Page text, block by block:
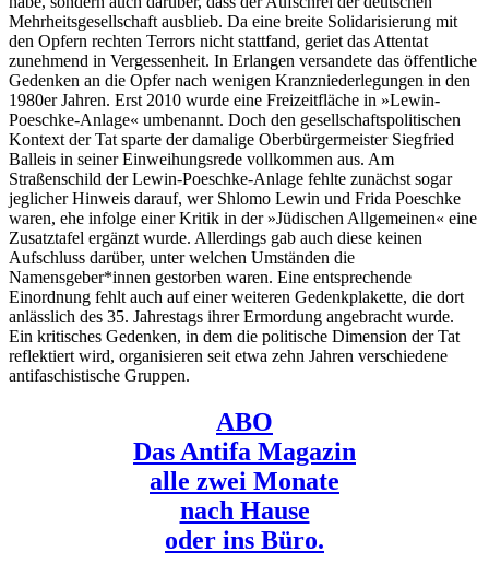
Mehrheitsgesellschaft ausblieb. Da eine breite Solidarisierung mit
den Opfern rechten Terrors nicht stattfand, geriet das Attentat
zunehmend in Vergessenheit. In Erlangen versandete das öffentliche
Gedenken an die Opfer nach wenigen Kranzniederlegungen in den
1980er Jahren. Erst 2010 wurde eine Freizeitfläche in »Lewin-
Poeschke-Anlage« umbenannt. Doch den gesellschaftspolitischen
Kontext der Tat sparte der damalige Oberbürgermeister Siegfried
Balleis in seiner Einweihungsrede vollkommen aus. Am
Straßenschild der Lewin-Poeschke-Anlage fehlte zunächst sogar
jeglicher Hinweis darauf, wer Shlomo Lewin und Frida Poeschke
waren, ehe infolge einer Kritik in der »Jüdischen Allgemeinen« eine
Zusatztafel ergänzt wurde. Allerdings gab auch diese keinen
Aufschluss darüber, unter welchen Umständen die
Namensgeber*innen gestorben waren. Eine entsprechende
Einordnung fehlt auch auf einer weiteren Gedenkplakette, die dort
anlässlich des 35. Jahrestags ihrer Ermordung angebracht wurde.
Ein kritisches Gedenken, in dem die politische Dimension der Tat
reflektiert wird, organisieren seit etwa zehn Jahren verschiedene
antifaschistische Gruppen.
ABO
Das Antifa Magazin
alle zwei Monate
nach Hause
oder ins Büro.